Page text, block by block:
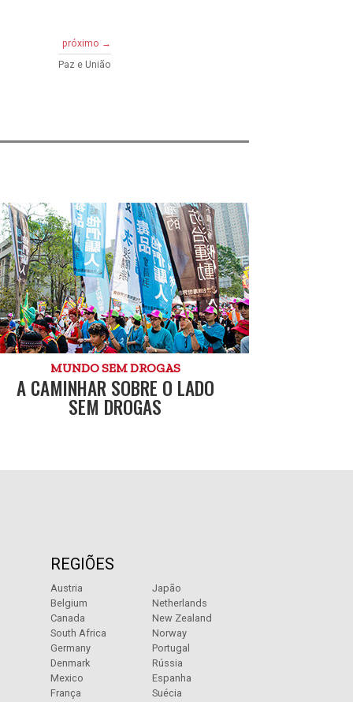
próximo →
Paz e União
MUNDO SEM DROGAS
A CAMINHAR SOBRE O LADO
SEM DROGAS
REGIÕES
Austria
Belgium
Canada
South Africa
Germany
Denmark
Mexico
França
Japão
Netherlands
New Zealand
Norway
Portugal
Rússia
Espanha
Suécia